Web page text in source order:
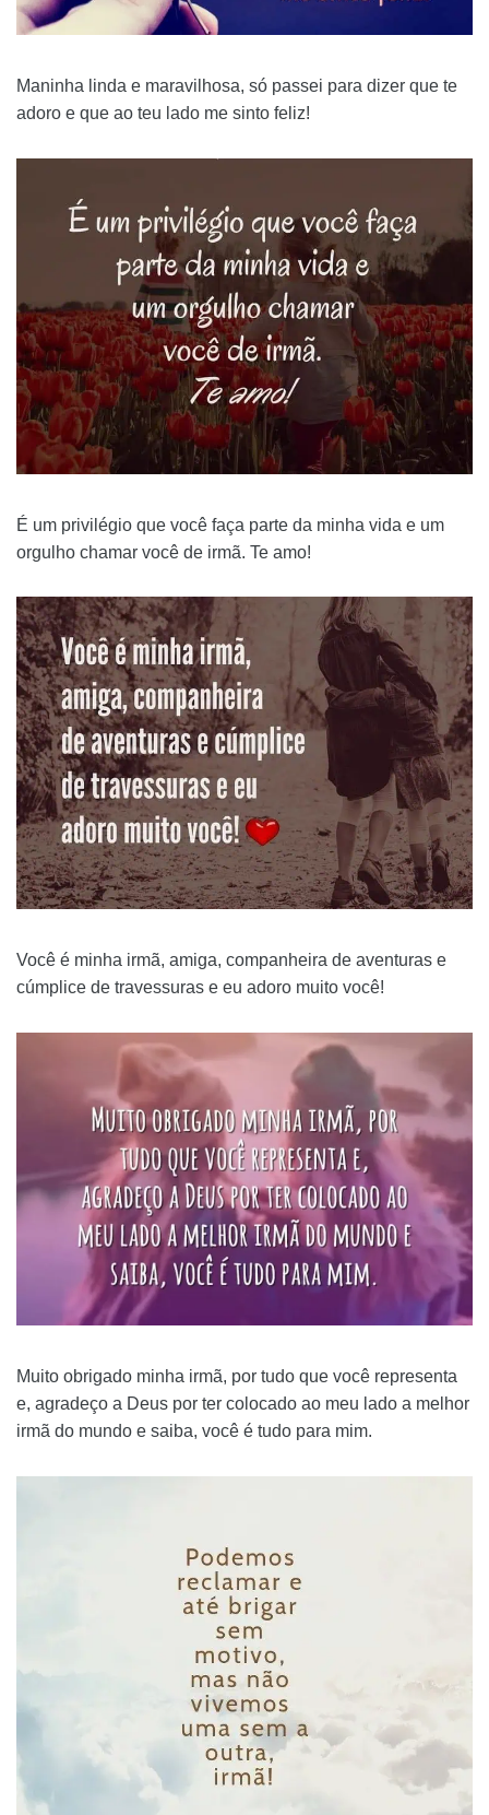
Maninha linda e maravilhosa, só passei para dizer que te
adoro e que ao teu lado me sinto feliz!
É um privilégio que você faça parte da minha vida e um
orgulho chamar você de irmã. Te amo!
Você é minha irmã, amiga, companheira de aventuras e
cúmplice de travessuras e eu adoro muito você!
Muito obrigado minha irmã, por tudo que você representa
e, agradeço a Deus por ter colocado ao meu lado a melhor
irmã do mundo e saiba, você é tudo para mim.